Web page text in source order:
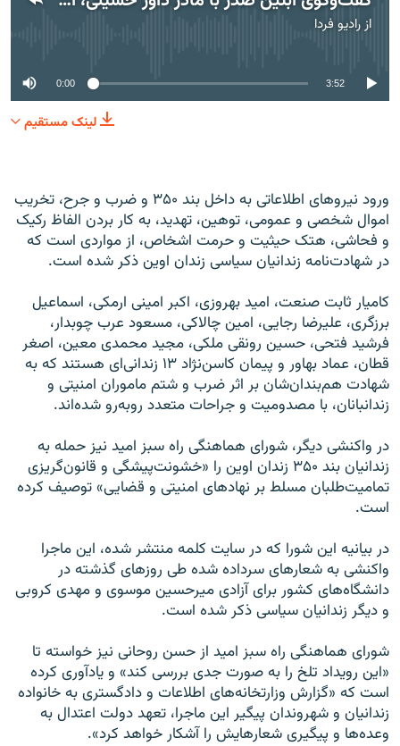
ازرادیو فردا
0:00 3:52
لینک مستقیم
ورود نیروهای اطلاعاتی به داخل بند ۳۵۰ و ضرب و جرح، تخریب
اموال شخصی و عمومی، توهین، تهدید، به کار بردن الفاظ رکیک
و فحاشی، هتک حیثیت و حرمت اشخاص، از مواردی است که
در شهادت‌نامه زندانیان سیاسی زندان اوین ذکر شده است.
کامیار ثابت صنعت، امید بهروزی، اکبر امینی ارمکی، اسماعیل
برزگری، علیرضا رجایی، امین چالاکی، مسعود عرب چوبدار،
فرشید فتحی، حسین رونقی ملکی، مجید محمدی معین، اصغر
قطان، عماد بهاور و پیمان کاسن‌نژاد ۱۳ زندانی‌ای هستند که به
شهادت هم‌بندان‌شان بر اثر ضرب و شتم ماموران امنیتی و
زندانبانان، با مصدومیت و جراحات متعدد روبه‌رو شده‌اند.
در واکنشی دیگر، شورای هماهنگی راه سبز امید نیز حمله به
زندانیان بند ۳۵۰ زندان اوین را «خشونت‌پیشگی و قانون‌گریزی
تمامیت‌طلبان مسلط بر نهادهای امنیتی و قضایی» توصیف کرده
است.
در بیانیه این شورا که در سایت کلمه منتشر شده، این ماجرا
واکنشی به شعارهای سرداده شده طی روزهای گذشته در
دانشگاه‌های کشور برای آزادی میرحسین موسوی و مهدی کروبی
و دیگر زندانیان سیاسی ذکر شده است.
شورای هماهنگی راه سبز امید از حسن روحانی نیز خواسته تا
«این رویداد تلخ را به‌ صورت جدی بررسی کند» و یادآوری کرده
است که «گزارش وزارتخانه‌های اطلاعات و دادگستری به خانواده‌
زندانیان و شهروندان پیگیر این ماجرا، تعهد دولت اعتدال به
وعده‌ها و پیگیری شعار‌هایش را آشکار خواهد کرد».